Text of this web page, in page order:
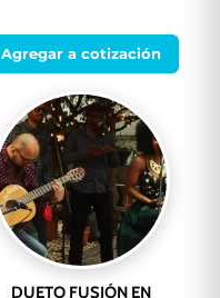
Agregar a cotización
DUETO FUSIÓN EN